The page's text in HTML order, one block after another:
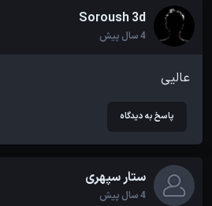
Soroush 3d
4 سال پیش
عالیی
پاسخ به دیدگاه
ستار سپهری
4 سال پیش